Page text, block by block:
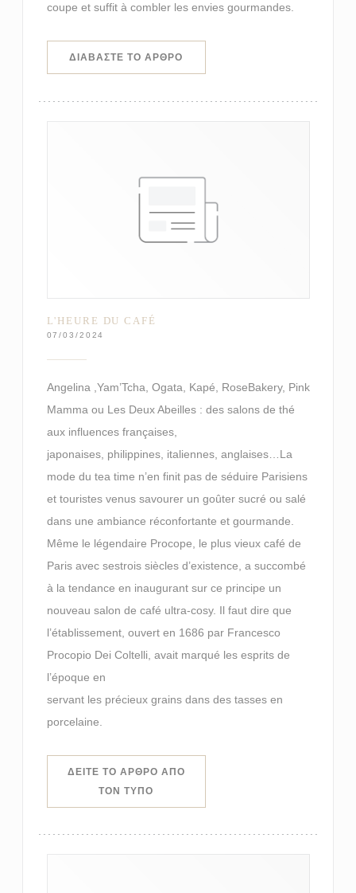
coupe et suffit à combler les envies gourmandes.
ΔΙΑΒΆΣΤΕ ΤΟ ΆΡΘΡΟ
L'HEURE DU CAFÉ
07/03/2024
Angelina ,Yam’Tcha, Ogata, Kapé, RoseBakery, Pink
Mamma ou Les Deux Abeilles : des salons de thé
aux influences françaises,
japonaises, philippines, italiennes, anglaises…La
mode du tea time n’en finit pas de séduire Parisiens
et touristes venus savourer un goûter sucré ou salé
dans une ambiance réconfortante et gourmande.
Même le légendaire Procope, le plus vieux café de
Paris avec sestrois siècles d’existence, a succombé
à la tendance en inaugurant sur ce principe un
nouveau salon de café ultra-cosy. Il faut dire que
l’établissement, ouvert en 1686 par Francesco
Procopio Dei Coltelli, avait marqué les esprits de
l’époque en
servant les précieux grains dans des tasses en
porcelaine.
ΔΕΊΤΕ ΤΟ ΆΡΘΡΟ ΑΠΌ
ΤΟΝ ΤΎΠΟ